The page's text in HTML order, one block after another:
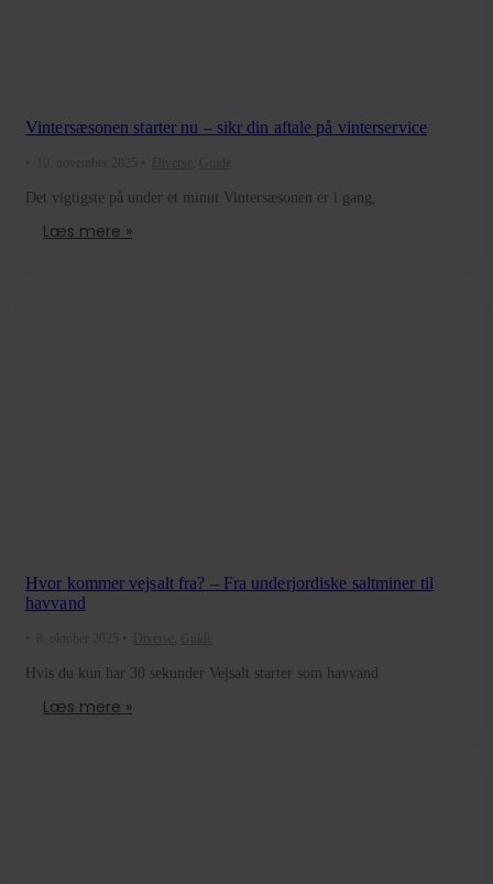
Vintersæsonen starter nu – sikr din aftale på vinterservice
Det vigtigste på under et minut Vintersæsonen er i gang,
Læs mere »
Hvor kommer vejsalt fra? – Fra underjordiske saltminer til
havvand
Hvis du kun har 30 sekunder Vejsalt starter som havvand
Læs mere »